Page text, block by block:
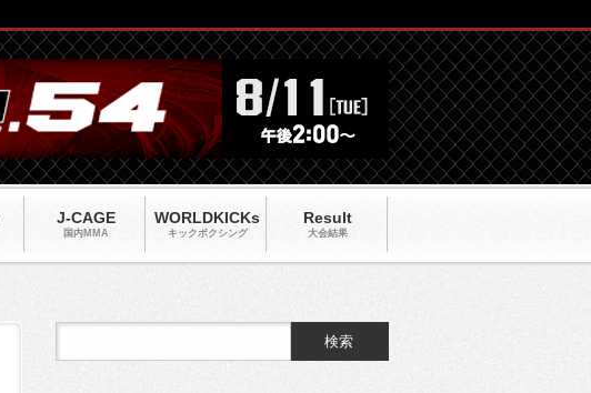
J-CAGE
国内MMA
WORLDKICKs
キックポクシング
Result
大会結果